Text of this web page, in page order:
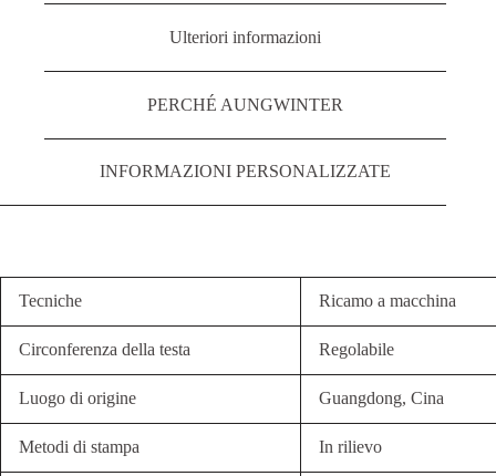
Ulteriori informazioni
PERCHÉ AUNGWINTER
INFORMAZIONI PERSONALIZZATE
Tecniche Ricamo a macchina
Circonferenza della testa Regolabile
Luogo di origine Guangdong, Cina
Metodi di stampa In rilievo